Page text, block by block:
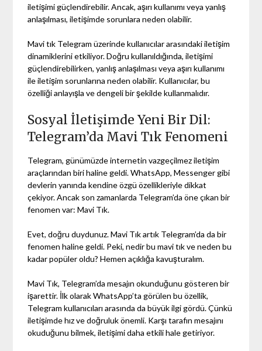
iletişimi güçlendirebilir. Ancak, aşırı kullanımı veya yanlış
anlaşılması, iletişimde sorunlara neden olabilir.
Mavi tık Telegram üzerinde kullanıcılar arasındaki iletişim
dinamiklerini etkiliyor. Doğru kullanıldığında, iletişimi
güçlendirebilirken, yanlış anlaşılması veya aşırı kullanımı
ile iletişim sorunlarına neden olabilir. Kullanıcılar, bu
özelliği anlayışla ve dengeli bir şekilde kullanmalıdır.
Sosyal İletişimde Yeni Bir Dil:
Telegram’da Mavi Tık Fenomeni
Telegram, günümüzde internetin vazgeçilmez iletişim
araçlarından biri haline geldi. WhatsApp, Messenger gibi
devlerin yanında kendine özgü özellikleriyle dikkat
çekiyor. Ancak son zamanlarda Telegram’da öne çıkan bir
fenomen var: Mavi Tık.
Evet, doğru duydunuz. Mavi Tık artık Telegram’da da bir
fenomen haline geldi. Peki, nedir bu mavi tık ve neden bu
kadar popüler oldu? Hemen açıklığa kavuşturalım.
Mavi Tık, Telegram’da mesajın okunduğunu gösteren bir
işarettir. İlk olarak WhatsApp’ta görülen bu özellik,
Telegram kullanıcıları arasında da büyük ilgi gördü. Çünkü
iletişimde hız ve doğruluk önemli. Karşı tarafın mesajını
okuduğunu bilmek, iletişimi daha etkili hale getiriyor.